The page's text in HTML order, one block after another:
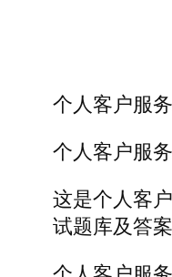
个人客户服
个人客户服
这是个人客
试题库及答